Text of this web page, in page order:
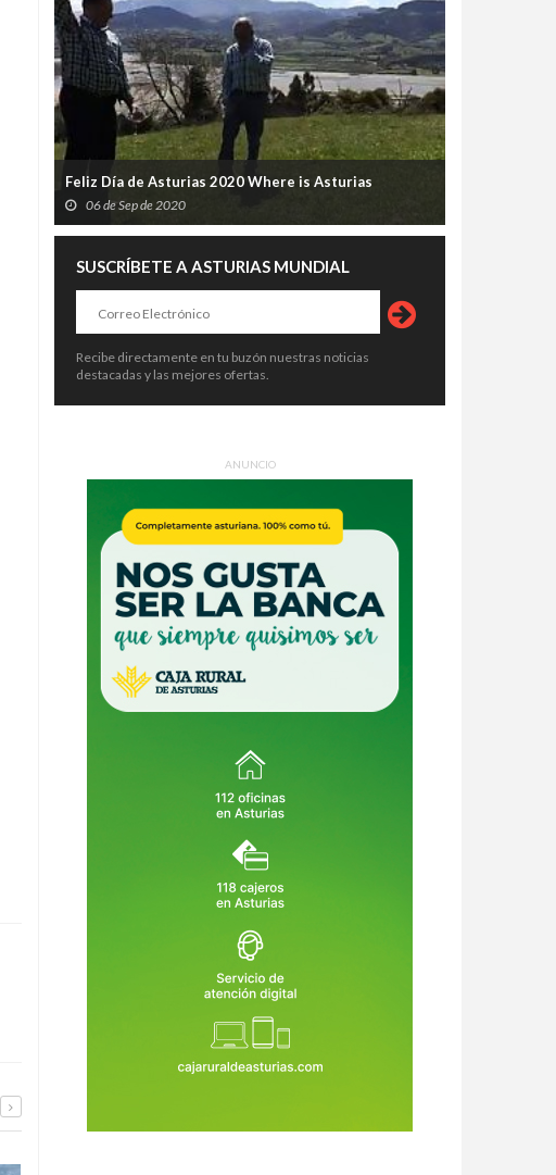
Feliz Día de Asturias 2020 Where is Asturias
06 de Sep de 2020
SUSCRÍBETE A ASTURIAS MUNDIAL
Recibe directamente en tu buzón nuestras noticias
destacadas y las mejores ofertas.
ANUNCIO